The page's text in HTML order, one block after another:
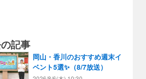
記事
岡山・香川のおすすめ週末イ
ベント5選✨（8/7放送）